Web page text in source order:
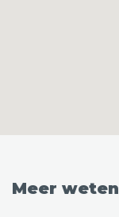
Meer weten